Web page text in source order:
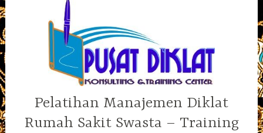
Pelatihan Manajemen Diklat
Rumah Sakit Swasta – Training